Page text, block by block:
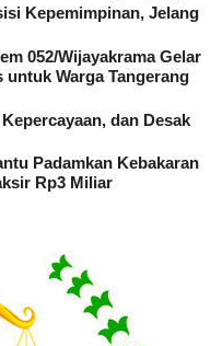
Kepemimpinan, Jelang
052/Wijayakrama Gelar
Warga Tangerang
dan Desak
Padamkan Kebakaran
Rp3 Miliar